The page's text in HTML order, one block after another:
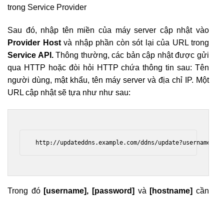
trong Service Provider
Sau đó, nhập tên miền của máy server cập nhật vào
Provider Host và nhập phần còn sót lại của URL trong
Service API.Thông thường, các bản cập nhật được gửi
qua HTTP hoặc đòi hỏi HTTP chứa thông tin sau: Tên
người dùng, mật khẩu, tên máy server và địa chỉ IP. Một
URL cập nhật sẽ tựa như như sau:
http://updateddns.example.com/ddns/
Trong đó [username], [password] và [hostname]cần